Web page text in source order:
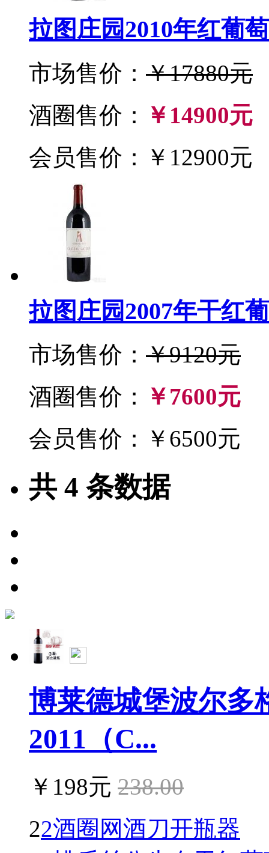
拉图庄园2010年红葡
市场售价： ￥17880元
酒圈售价：
￥14900元
会员售价：￥12900元
拉图庄园2007年干红
市场售价： ￥9120元
酒圈售价：
￥7600元
会员售价：￥6500元
共 4 条数据
博莱德城堡波尔多
2011（C...
￥198元 238.00
22酒圈网酒刀开瓶器